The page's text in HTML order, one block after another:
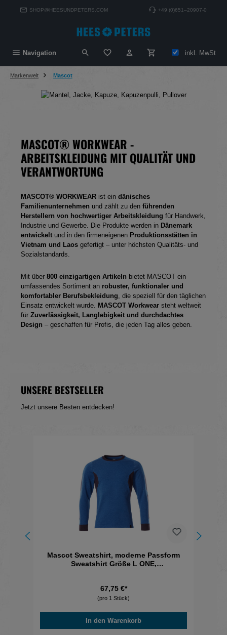
springenSHOP@HEESUNDPETERS.COM +49 (0)651–20907-0
Navigation Du hast 0 Produkte auf deminkl. MwSt
Markenwelt Mascot
MASCOT® WORKWEAR -
ARBEITSKLEIDUNG MIT QUALITÄT UND
VERANTWORTUNG
MASCOT® WORKWEAR ist ein dänisches
Familienunternehmen und zählt zu den führenden
Herstellern von hochwertiger Arbeitskleidung für Handwerk,
Industrie und Gewerbe. Die Produkte werden in Dänemark
entwickelt und in den firmeneigenen Produktionsstätten in
Vietnam und Laos gefertigt – unter höchsten Qualitäts- und
Sozialstandards.
Mit über 800 einzigartigen Artikeln bietet MASCOT ein
umfassendes Sortiment an robuster, funktionaler und
komfortabler Berufsbekleidung, die speziell für den täglichen
Einsatz entwickelt wurde. MASCOT Workwear steht weltweit
für Zuverlässigkeit, Langlebigkeit und durchdachtes
Design – geschaffen für Profis, die jeden Tag alles geben.
UNSERE BESTSELLER
Jetzt unsere Besten entdecken!
Mascot Sweatshirt, moderne Passform
Sweatshirt Größe L ONE,
67,75 €*
(pro 1 Stück)
In den Warenkorb